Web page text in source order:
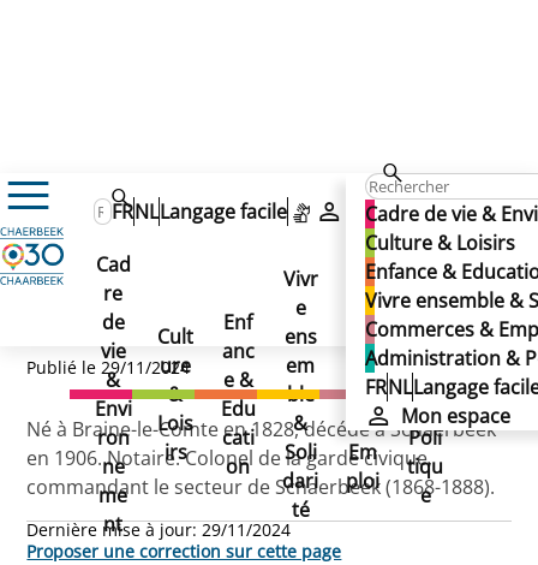
Cadre de vie &
Culture & Loisirs
Enfance &
Vivre ensemble &
Commerces &
Administration &
FRNLLangage
Mon espace
FRNLLangage facile
Mon espace
Cad
re
de
vie
&
Envi
ron
ne
me
nt
Cult
ure
&
Lois
irs
Enf
anc
e &
Edu
cati
on
Vivr
e
ens
em
ble
&
Soli
dari
té
Co
mm
erc
es
&
Em
ploi
Ad
min
istr
atio
n &
Poli
tiqu
e
MILCAMPS Achille (avenue)
MILCAMPS Achille
(avenue)
MILCAMPS Achille (avenue)
Publié le 29/11/2024
Né à Braine-le-Comte en 1828, décédé à Schaerbeek
en 1906. Notaire. Colonel de la garde civique,
commandant le secteur de Schaerbeek (1868-1888).
Dernière mise à jour:29/11/2024
Proposer une correction sur cette page